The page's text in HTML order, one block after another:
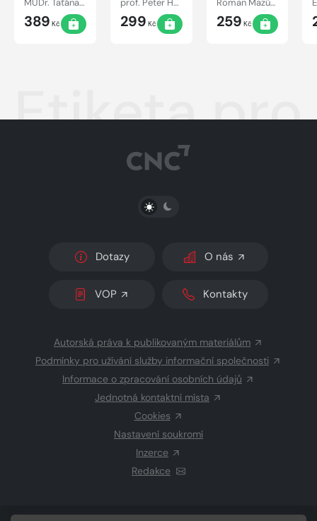
dítěti
MUDr. Taťána Hanáková
389 Kč
prof. Peter Humaidan
299 Kč
Roman Mazůrek
259 Kč
Etiketa
PŘEPNOUT SVĚTLÝ/TMAVÝ REŽIM
Dotazy O nás
VOP Kontakty
Autorská práva k publikovaným materiálům
Podmínky pro užívání služby informační společnosti
Informace o zpracování osobních údajů
Jednotná kontaktní místa
Cookies
Nastavení soukromí
Inzerce
Redakce